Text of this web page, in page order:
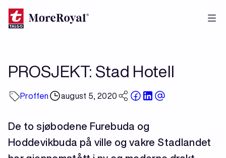
Hopp
PROSJEKT: Stad Hotell
Proffen august 5, 2020
De to sjøbodene Furebuda og
Hoddevikbuda på ville og vakre Stadlandet